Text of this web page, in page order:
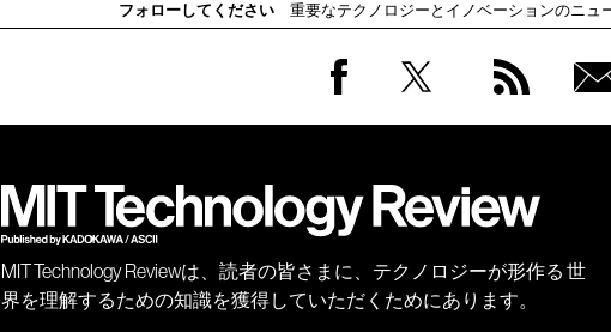
フォローしてください 重要なテクノロジーとイノベーションのニュ
会員
MIT Technology Reviewは、読者の皆さまに、テクノロジーが形作る 世
界を理解するための知識を獲得していただくためにあります。